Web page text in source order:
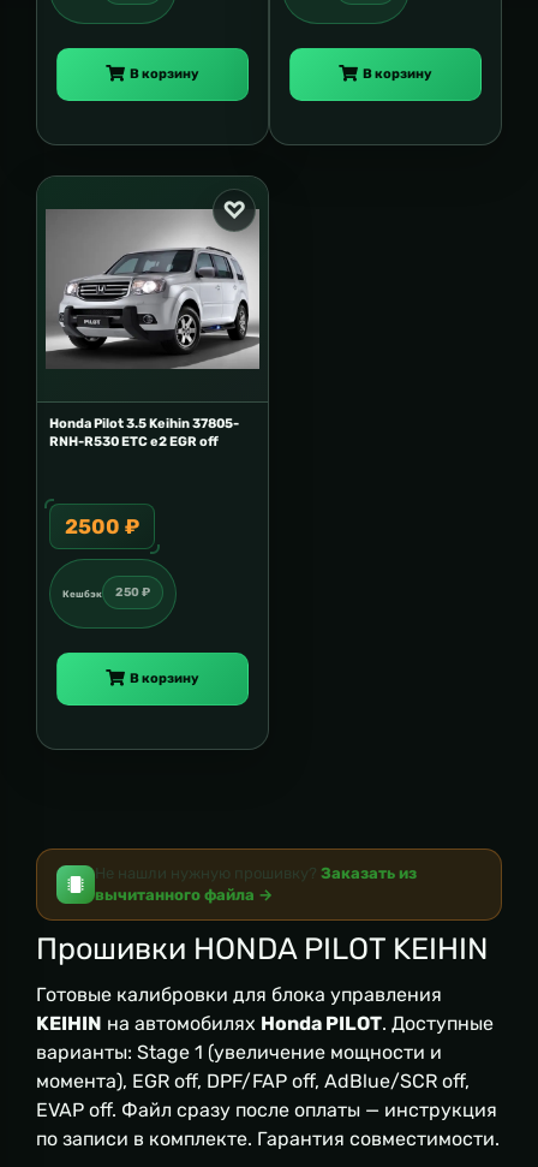
В корзину В корзину
Honda Pilot 3.5 Keihin 37805-
RNH-R530 ETC e2 EGR off
2500 ₽
Кешбэк 250 ₽
В корзину
Не нашли нужную прошивку? Заказать из
вычитанного файла →
Прошивки HONDA PILOT KEIHIN
Готовые калибровки для блока управления
KEIHIN на автомобилях Honda PILOT. Доступные
варианты: Stage 1 (увеличение мощности и
момента), EGR off, DPF/FAP off, AdBlue/SCR off,
EVAP off. Файл сразу после оплаты — инструкция
по записи в комплекте. Гарантия совместимости.